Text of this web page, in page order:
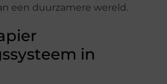
een duurzamere wereld.
in